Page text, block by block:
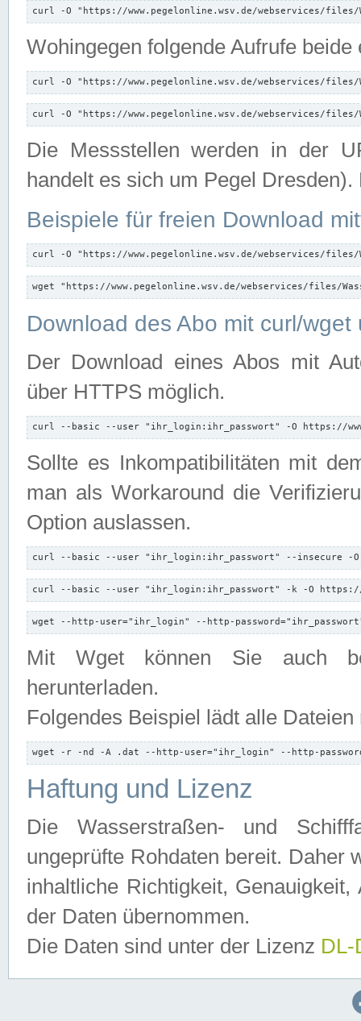
curl -O "https://www.pegelonline.wsv.de/webservices/files/
Wohingegen folgende Aufrufe beide
curl -O "https://www.pegelonline.wsv.de/webservices/files/
curl -O "https://www.pegelonline.wsv.de/webservices/files/
Die Messstellen werden in der
handelt es sich um Pegel
Beispiele für freien Download
curl -O "https://www.pegelonline.wsv.de/webservices/files/
wget "https://www.pegelonline.wsv.de/webservices/files/
Download des Abo mit curl/
Der Download eines Abos mit
über HTTPS möglich.
curl --basic --user "ihr_login:ihr_passwort" -O https://
Sollte es Inkompatibilitäten mit
man als Workaround die
Option auslassen.
curl --basic --user "ihr_login:ihr_passwort" --insecure -
curl --basic --user "ihr_login:ihr_passwort" -k -O https://
wget --http-user="ihr_login" --http-
Mit Wget können Sie auch
herunterladen.
Folgendes Beispiel lädt alle
wget -r -nd -A .dat --http-user="ihr_login" --http-
Haftung und Lizenz
Die Wasserstraßen- und
ungeprüfte Rohdaten bereit. Daher
inhaltliche Richtigkeit,
der Daten übernommen.
Die Daten sind unter der Lizenz